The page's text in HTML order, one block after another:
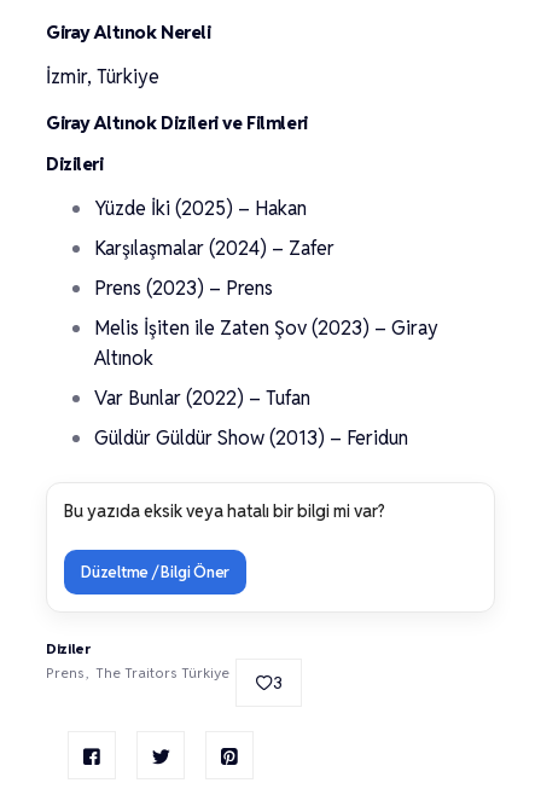
Giray Altınok Nereli
İzmir, Türkiye
Giray Altınok Dizileri ve Filmleri
Dizileri
Yüzde İki (2025) – Hakan
Karşılaşmalar (2024) – Zafer
Prens (2023) – Prens
Melis İşiten ile Zaten Şov (2023) – Giray
Altınok
Var Bunlar (2022) – Tufan
Güldür Güldür Show (2013) – Feridun
Bu yazıda eksik veya hatalı bir bilgi mi var?
Düzeltme / Bilgi Öner
Diziler
Prens
The Traitors Türkiye 3